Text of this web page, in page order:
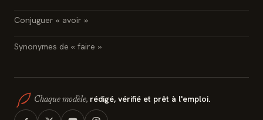
Conjuguer « avoir »
Synonymes de « faire »
Chaque modèle, rédigé, vérifié et prêt à l'emploi.